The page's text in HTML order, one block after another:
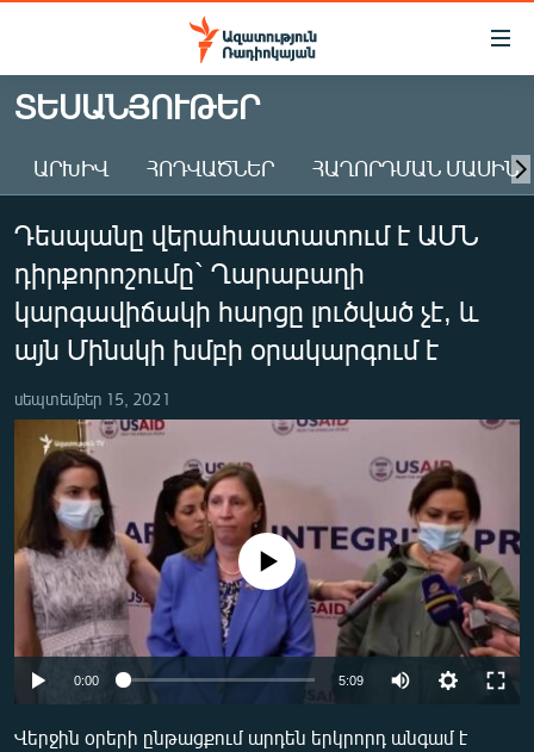
Մատչելիության
Անցնել
հիմնական
Անցնել
հիմնական
մենյուին
Որոնում
ԱԶԱՏՈՒԹՅՈՒՆ TV
ՀԱՅԱՍՏԱՆ
ԸՆՏՐՈՒԹՅՈՒՆՆԵՐ 2026
ԻՐԱՎՈՒՆՔ
ՀԱՍԱՐԱԿՈՒԹՅՈՒՆ
ՂԱՐԱԲԱՂ
ՊԱՏԵՐԱԶՄԻ 6 ՇԱԲԱԹՆԵՐԸ
ՏԱՐԱԾԱՇՐՋԱՆ
ՄԻՋԱԶԳԱՅԻՆ
ՄՇԱԿՈՒՅԹ
ՍՊՈՐՏ
ՄԵԿՆԱԲԱՆՈՒԹՅՈՒՆ
ՏՏ ԵՒ ԻՆՏԵՐՆԵՏ
ՏԵՍԱՆՅՈՒԹԵՐ
ԱՐԽԻՎ ՀՈԴՎԱԾՆԵՐ ՀԱՂՈՐԴՄԱՆ ՄԱՍԻՆ
Դեսպանը վերահաստատում է ԱՄՆ
դիրքորոշումը` Ղարաբաղի
կարգավիճակի հարցը լուծված չէ, և
այն Մինսկի խմբի օրակարգում է
սեպտեմբեր 15, 2021
No media source currently available
0:00 5:09
Վերջին օրերի ընթացքում արդեն երկրորդ անգամ է